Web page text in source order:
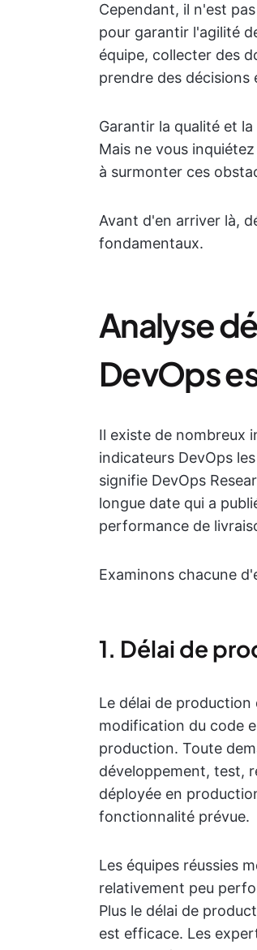
Cependant, il n'est
pour garantir l'agilité
équipe, collecter des
prendre des décisions
Garantir la qualité et
Mais ne vous
à surmonter ces
Avant d'en arriver là,
fondamentaux.
Analyse
DevOps
Il existe de nombreux
indicateurs DevOps
signifie DevOps
longue date qui a
performance de
Examinons chacune
1. Délai de
Le délai de
modification du code
production. Toute
développement, test,
déployée en
fonctionnalité prévue.
Les équipes réussies
relativement peu
Plus le délai de
est efficace. Les